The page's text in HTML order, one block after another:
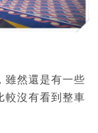
雖然還是有一些
較沒有看到整車